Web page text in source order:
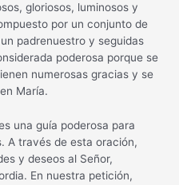
gloriosos, luminosos y
por un conjunto de
padrenuestro y seguidas
poderosa porque se
numerosas gracias y se
María.
una guía poderosa para
A través de esta oración,
y deseos al Señor,
En nuestra petición,